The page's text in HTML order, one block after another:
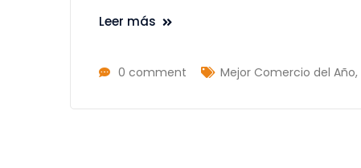
Leer más
0 comment Mejor Comercio del Año,